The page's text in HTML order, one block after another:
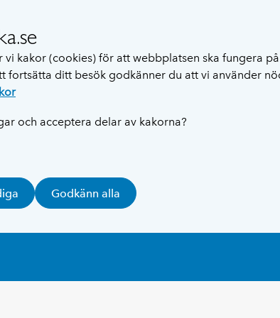
vi kakor (cookies) för att webbplatsen ska fungera
fortsätta ditt besök godkänner du att vi använder
och acceptera delar av kakorna?
Godkänn alla